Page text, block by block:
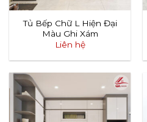
Tủ Bếp Chữ L Hiện Đại
Màu Ghi Xám
Liên hệ